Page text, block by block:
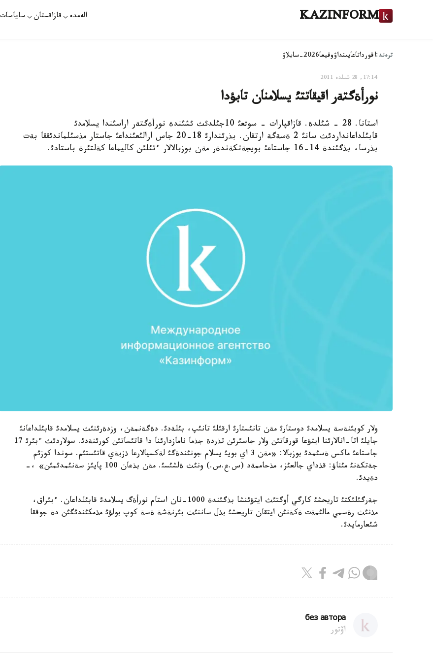
KAZINFORM الەمدە قازاقستان ساياسات
ترەند:اقورداتاعايىنداۋوقيعا2026-سايلاۋ
17:14, 28 شىلدە 2011
نورأةگتةر اقيقاتتئ يسلامنان تابؤدا
استانا. 28 - شئلدة. قازاقپارات - سوثعئ 10جئلدئث ئشئندة نورأةگتةر اراسئندا يسلامدئ
قابئلداعانداردئث سانئ 2 ةسةگة ارتقان. بذرئندارئ 18-20 جاس ارالئعئنداعئ جاستار مذسئلماندئققا بةت
بذرسا، بذگئندة 14-16 جاستاعئ بويجةتكةندةر مةن بوزبالالار ءتئلئن كاليماعا كةلتئرة باستادئ.
ولار كوبئنةسة يسلامدئ دوستارئ مةن تانئستارئ ارقئلئ تانئپ، بئلةدئ. دةگةنمةن، وزدةرئنئث يسلامدئ قابئلداعانئ
جايلئ اتا-انالارئنا ايتؤعا قورقاتئن ولار جاسئرئن تذردة جذما نامازدارئنا دا قاتئساتئن كورئنةدئ. سولاردئث ءبئرئ 17
جاستاعئ ماكس ةسئمدئ بوزبالا: «مةن 3 اي بويئ يسلام جونئندةگئ لةكسيالارعا ذزبةي قاتئستئم. سوندا كوزئم
جةتكةنئ مئناؤ: قذداي جالعئز، مذحاممةد (س.ع.س.) ونئث ةلشئسئ. مةن بذعان 100 پايئز سةنئمدئمئن» ،-
دةيدئ.
جةرگئلئكتئ تاريحشئ كارگي أوگتئث ايتؤئنشا بذگئندة 1000-نان استام نورأةگ يسلامدئ قابئلداعان. ءبئراق،
مذنئث رةسمي مالئمةت ةكةنئن ايتقان تاريحشئ بذل ساننئث بئرنةشة ةسة كوپ بولؤئ مذمكئندئگئن دة جوققا
شئعارمايدئ.
без автора
اۆتور